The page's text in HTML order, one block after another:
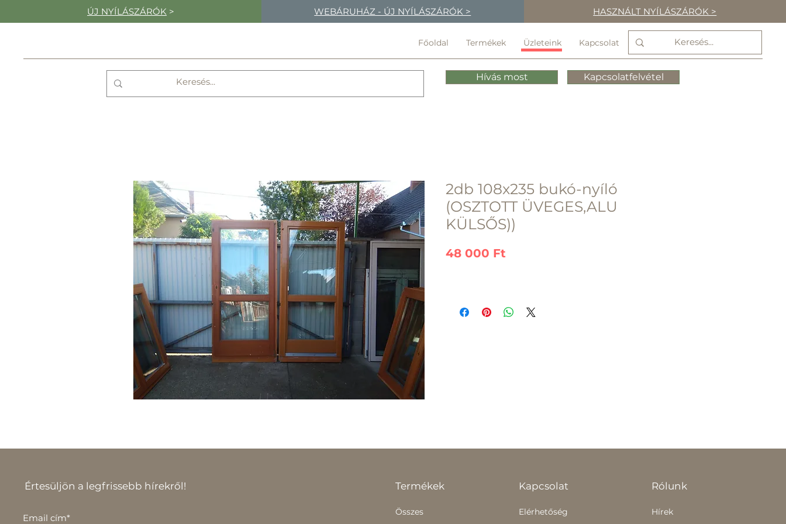
ÚJ NYÍLÁSZÁRÓK > WEBÁRUHÁZ - ÚJ NYÍLÁSZÁRÓK > HASZNÁLT NYÍLÁSZÁRÓK >
Főoldal Termékek Üzleteink Kapcsolat
Hívás most Kapcsolatfelvétel
2db 108x235 bukó-nyíló
(OSZTOTT ÜVEGES,ALU
KÜLSŐS))
48 000 Ft
Értesüljön a legfrissebb hírekről!
Email cím*
Termékek
Összes
Kapcsolat
Elérhetőség
Rólunk
Hírek